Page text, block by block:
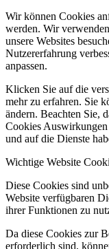
Wir können Cookies
werden. Wir
unsere Websites
Nutzererfahrung
anpassen.
Klicken Sie auf die
mehr zu erfahren. Sie
ändern. Beachten Sie,
Cookies
und auf die Dienste
Wichtige Website
Diese Cookies sind
Website verfügbaren
ihrer Funktionen zu
Da diese Cookies zur
erforderlich sind,